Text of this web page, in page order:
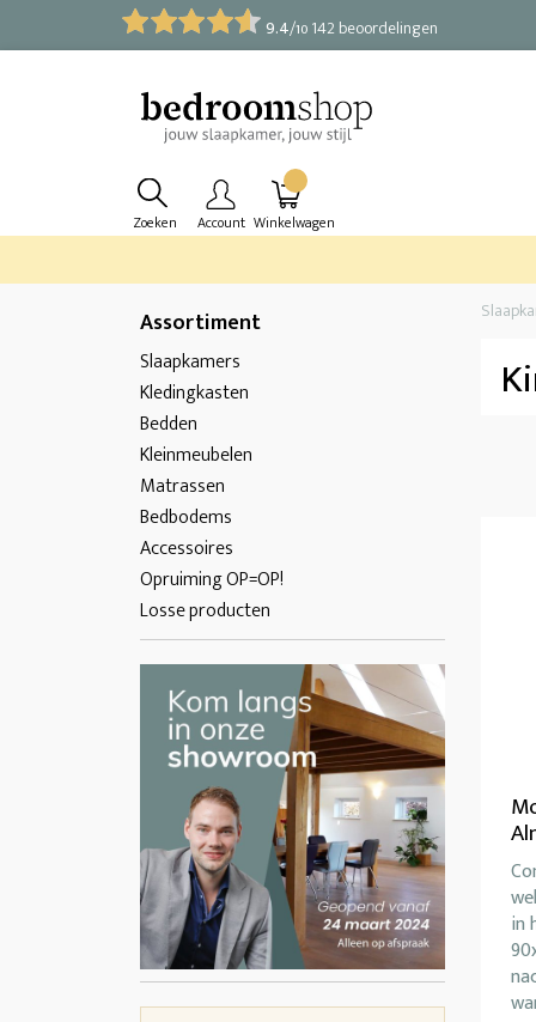
9.4/10 142 beoordelingen
Zoeken Account Winkelwagen
Assortiment
Slaapkamers
Kledingkasten
Bedden
Kleinmeubelen
Matrassen
Bedbodems
Accessoires
Opruiming OP=OP!
Losse producten
in